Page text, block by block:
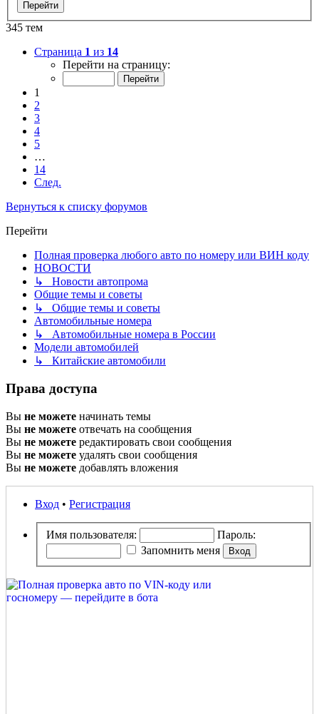
345 тем
Страница 1 из 14
Перейти на страницу:
1
2
3
4
5
…
14
След.
Вернуться к списку форумов
Перейти
Полная проверка любого авто по номеру или ВИН коду
НОВОСТИ
↳ Новости автопрома
Общие темы и советы
↳ Общие темы и советы
Автомобильные номера
↳ Автомобильные номера в России
Модели автомобилей
↳ Китайские автомобили
Права доступа
Вы не можете начинать темы
Вы не можете отвечать на сообщения
Вы не можете редактировать свои сообщения
Вы не можете удалять свои сообщения
Вы не можете добавлять вложения
Вход • Регистрация
Имя пользователя:
Пароль:
Запомнить меня